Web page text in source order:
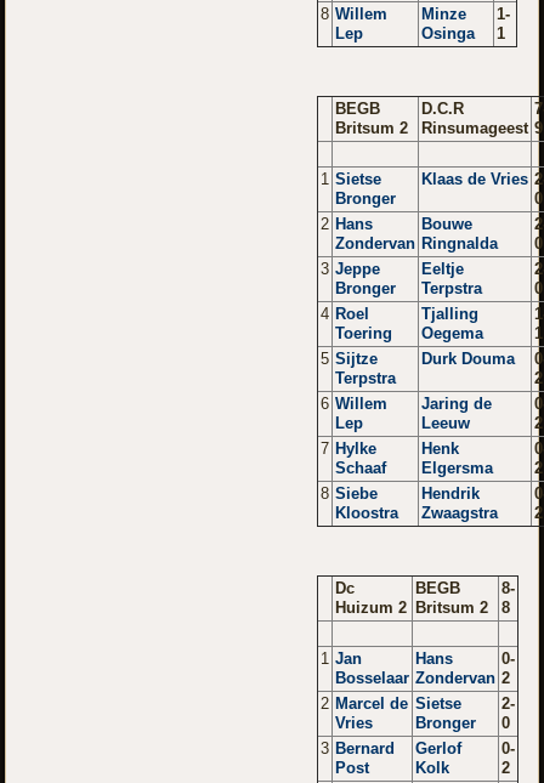
8 Willem
Lep
Minze
Osinga
1-
1
BEGB
Britsum 2
D.C.R
Rinsumageest 9
1 Sietse
Bronger
Klaas de Vries
0
2 Hans
Zondervan
Bouwe
Ringnalda
0
3 Jeppe
Bronger
Eeltje
Terpstra
0
4 Roel
Toering
Tjalling
Oegema
1
5 Sijtze
Terpstra
Durk Douma
2
6 Willem
Lep
Jaring de
Leeuw
2
7 Hylke
Schaaf
Henk
Elgersma
2
8 Siebe
Kloostra
Hendrik
Zwaagstra
2
Dc
Huizum 2
BEGB
Britsum 2
8-
8
1 Jan
Bosselaar
Hans
Zondervan
0-
2
2 Marcel de
Vries
Sietse
Bronger
2-
0
3 Bernard
Post
Gerlof
Kolk
0-
2